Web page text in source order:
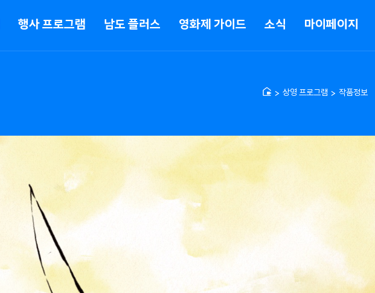
행사 프로그램 남도 플러스 영화제 가이드 소식 마이페이지
상영 프로그램 작품정보